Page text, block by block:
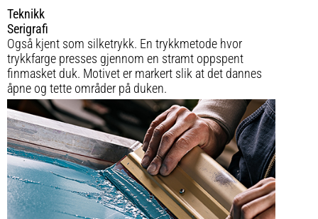
Teknikk
Serigrafi
Også kjent som silketrykk. En trykkmetode hvor
trykkfarge presses gjennom en stramt oppspent
finmasket duk. Motivet er markert slik at det dannes
åpne og tette områder på duken.